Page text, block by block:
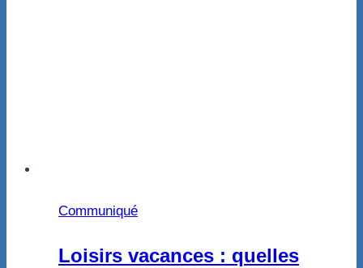
Communiqué
Loisirs vacances : quelles